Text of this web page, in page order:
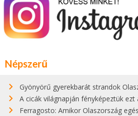
Népszerű
Gyönyörű gyerekbarát strandok Olaszországban
A cicák világnapján fényképeztük ezt a bokor
Ferragosto: Amikor Olaszország